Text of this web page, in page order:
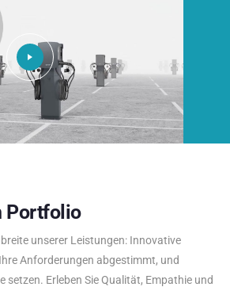
Portfolio
unserer Leistungen: Innovative
Anforderungen abgestimmt, und
setzen. Erleben Sie Qualität, Empathie und